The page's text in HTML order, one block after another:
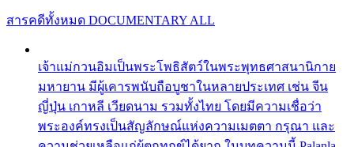
สารคดีทั้งหมด DOCUMENTARY ALL
เจ้าแม่กวนอิมเป็นพระโพธิสัตว์ในพระพุทธศาสนานิกาย
มหายาน มีผู้เคารพนับถือบูชาในหลายประเทศ เช่น จีน
ญี่ปุ่น เกาหลี เวียดนาม รวมทั้งไทย โดยมีความเชื่อว่า
พระองค์ทรงเป็นสัญลักษณ์แห่งความเมตตา กรุณา และ